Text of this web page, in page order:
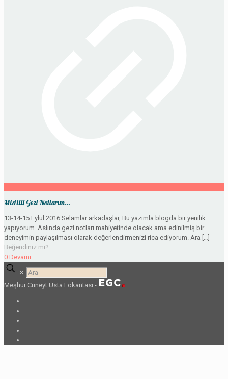
Midilli Gezi Notlarım…
13-14-15 Eylül 2016 Selamlar arkadaşlar, Bu yazımla blogda bir yenilik
yapıyorum. Aslında gezi notları mahiyetinde olacak ama edinilmiş bir
deneyimin paylaşılması olarak değerlendirmenizi rica ediyorum. Ara […]
Beğendiniz mi?
0 Devamı
✕
Meşhur Cüneyt Usta Lökantası -